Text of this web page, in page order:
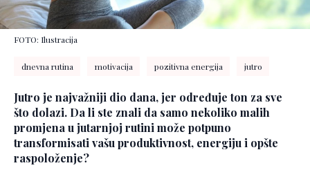
FOTO: Ilustracija
dnevna rutina motivacija pozitivna energija jutro
Jutro je najvažniji dio dana, jer određuje ton za sve
što dolazi. Da li ste znali da samo nekoliko malih
promjena u jutarnjoj rutini može potpuno
transformisati vašu produktivnost, energiju i opšte
raspoloženje?